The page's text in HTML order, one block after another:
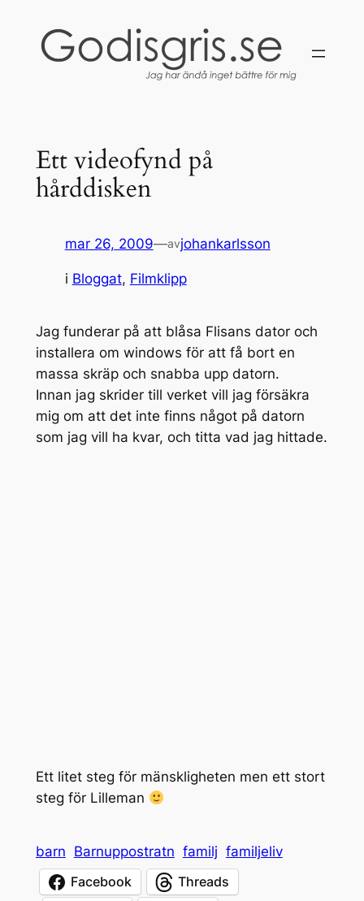
innehåll
Ett videofynd på
hårddisken
mar 26, 2009—avjohankarlsson
i Bloggat, Filmklipp
Jag funderar på att blåsa Flisans dator och
installera om windows för att få bort en
massa skräp och snabba upp datorn.
Innan jag skrider till verket vill jag försäkra
mig om att det inte finns något på datorn
som jag vill ha kvar, och titta vad jag hittade.
Ett litet steg för mänskligheten men ett stort
steg för Lilleman
barn Barnuppostratn familj familjeliv
Facebook
Threads